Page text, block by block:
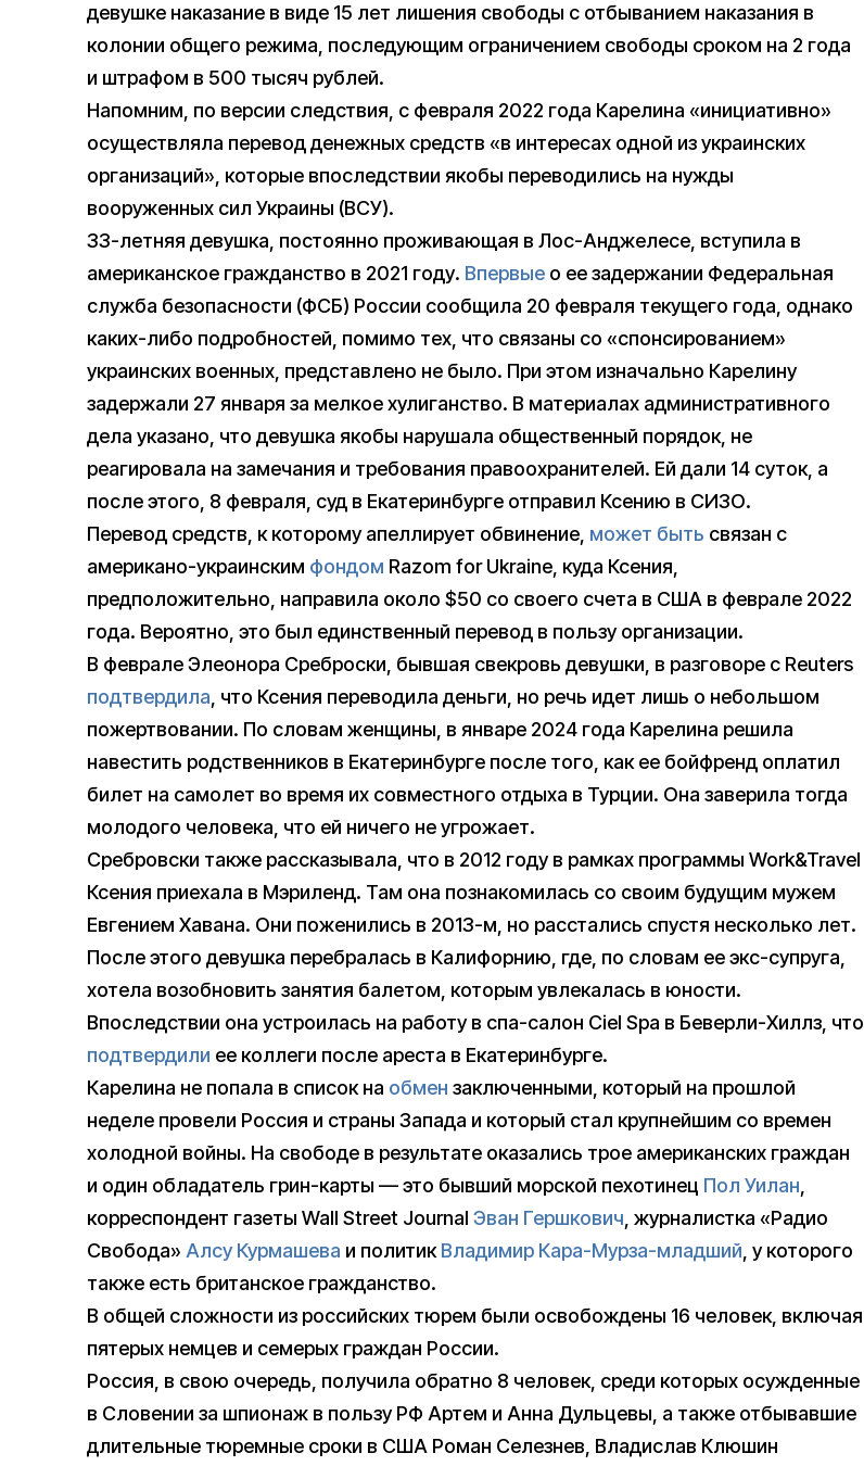
девушке наказание в виде 15 лет лишения свободы с отбыванием наказания в
колонии общего режима, последующим ограничением свободы сроком на 2 года
и штрафом в 500 тысяч рублей.
Напомним, по версии следствия, с февраля 2022 года Карелина «инициативно»
осуществляла перевод денежных средств «в интересах одной из украинских
организаций», которые впоследствии якобы переводились на нужды
вооруженных сил Украины (ВСУ).
33-летняя девушка, постоянно проживающая в Лос-Анджелесе, вступила в
американское гражданство в 2021 году. Впервые о ее задержании Федеральная
служба безопасности (ФСБ) России сообщила 20 февраля текущего года, однако
каких-либо подробностей, помимо тех, что связаны со «спонсированием»
украинских военных, представлено не было. При этом изначально Карелину
задержали 27 января за мелкое хулиганство. В материалах административного
дела указано, что девушка якобы нарушала общественный порядок, не
реагировала на замечания и требования правоохранителей. Ей дали 14 суток, а
после этого, 8 февраля, суд в Екатеринбурге отправил Ксению в СИЗО.
Перевод средств, к которому апеллирует обвинение, может быть связан с
американо-украинским фондом Razom for Ukraine, куда Ксения,
предположительно, направила около $50 со своего счета в США в феврале 2022
года. Вероятно, это был единственный перевод в пользу организации.
В феврале Элеонора Среброски, бывшая свекровь девушки, в разговоре с Reuters
подтвердила, что Ксения переводила деньги, но речь идет лишь о небольшом
пожертвовании. По словам женщины, в январе 2024 года Карелина решила
навестить родственников в Екатеринбурге после того, как ее бойфренд оплатил
билет на самолет во время их совместного отдыха в Турции. Она заверила тогда
молодого человека, что ей ничего не угрожает.
Сребровски также рассказывала, что в 2012 году в рамках программы Work&Travel
Ксения приехала в Мэриленд. Там она познакомилась со своим будущим мужем
Евгением Хавана. Они поженились в 2013-м, но расстались спустя несколько лет.
После этого девушка перебралась в Калифорнию, где, по словам ее экс-супруга,
хотела возобновить занятия балетом, которым увлекалась в юности.
Впоследствии она устроилась на работу в спа-салон Ciel Spa в Беверли-Хиллз, что
подтвердили ее коллеги после ареста в Екатеринбурге.
Карелина не попала в список на обмен заключенными, который на прошлой
неделе провели Россия и страны Запада и который стал крупнейшим со времен
холодной войны. На свободе в результате оказались трое американских граждан
и один обладатель грин-карты — это бывший морской пехотинец Пол Уилан,
корреспондент газеты Wall Street Journal Эван Гершкович, журналистка «Радио
Свобода» Алсу Курмашева и политикВладимир Кара-Мурза-младший, у которого
также есть британское гражданство.
В общей сложности из российских тюрем были освобождены 16 человек, включая
пятерых немцев и семерых граждан России.
Россия, в свою очередь, получила обратно 8 человек, среди которых осужденные
в Словении за шпионаж в пользу РФ Артем и Анна Дульцевы, а также отбывавшие
длительные тюремные сроки в США Роман Селезнев, Владислав Клюшин